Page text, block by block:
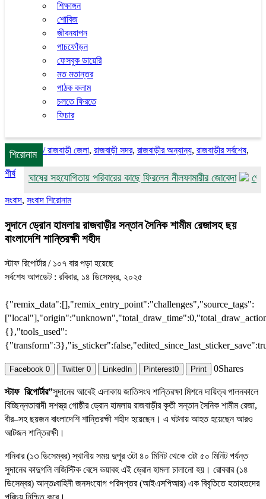
শিক্ষাঙ্গন
শোবিজ
জীবনযাপন
পাচফোঁড়ন
ফেসবুক ডায়েরি
মত মতান্তর
পাঠক কলাম
চলতে ফিরতে
ফিচার
শিরোনাম
সহযোগিতায় পরিবারের কাছে ফিরলেন নীলফামারীর জোবেদা
গোয়ালন্দে
/রাজবাড়ী জেলা, রাজবাড়ী সদর, রাজবাড়ীর অন্যান্য, রাজবাড়ীর সর্বশেষ,
শীর্ষ
সংবাদ, সংবাদ শিরোনাম
সুদানে ড্রোন হামলায় রাজবাড়ীর সন্তান সৈনিক শামীম রেজাসহ ছয়
বাংলাদেশি শান্তিরক্ষী শহীদ
স্টাফ রিপোর্টার/ ১০৭ বার পড়া হয়েছে
সর্বশেষ আপডেট : রবিবার, ১৪ ডিসেম্বর, ২০২৫
{"remix_data":[],"remix_entry_point":"challenges","source_tags":
{},"tools_used":
Facebook 0 Twitter 0 LinkedIn Pinterest0 Print 0Shares
স্টাফ রিপোর্টার”সুদানের আবেই এলাকায় জাতিসংঘ শান্তিরক্ষা মিশনে দায়িত্ব পালনকালে
বিচ্ছিন্নতাবাদী সশস্ত্র গোষ্ঠীর ড্রোন হামলায় রাজবাড়ীর কৃতী সন্তান সৈনিক শামীম রেজা,
বীর–সহ ছয়জন বাংলাদেশি শান্তিরক্ষী শহীদ হয়েছেন। এ ঘটনায় আহত হয়েছেন আরও
আটজন শান্তিরক্ষী।
শনিবার (১৩ ডিসেম্বর) স্থানীয় সময় দুপুর ৩টা ৪০ মিনিট থেকে ৩টা ৫০ মিনিট পর্যন্ত
সুদানের কাদুগলি লজিস্টিক বেসে ভয়াবহ এই ড্রোন হামলা চালানো হয়। রোববার (১৪
ডিসেম্বর) আন্তঃবাহিনী জনসংযোগ পরিদপ্তর (আইএসপিআর) এক বিবৃতিতে হতাহতদের